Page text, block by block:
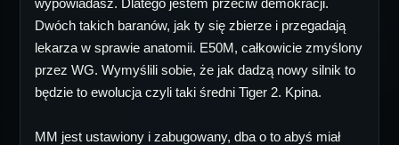
wypowiadasz. Dlatego jestem przeciw demokracji.
Dwóch takich baranów, jak ty się zbierze i przegadają
lekarza w sprawie anatomii. E50M, całkowicie zmyślony
przez WG. Wymyślili sobie, że jak dadzą nowy silnik to
będzie to ewolucja czyli taki średni Tiger 2. Kpina.
MM jest ustawiony i zabugowany, dba o to abyś miał